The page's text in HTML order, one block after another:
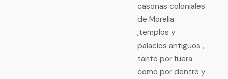
casonas coloniales
de Morelia
,templos y
palacios antiguos ,
tanto por fuera
como por dentro y